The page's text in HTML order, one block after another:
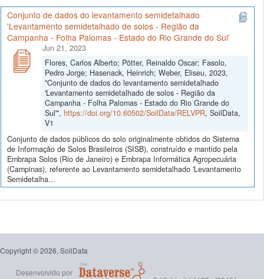
Conjunto de dados do levantamento semidetalhado
'Levantamento semidetalhado de solos - Região da
Campanha - Folha Palomas - Estado do Rio Grande do Sul'
Jun 21, 2023
Flores, Carlos Alberto; Pötter, Reinaldo Oscar; Fasolo,
Pedro Jorge; Hasenack, Heinrich; Weber, Eliseu, 2023,
"Conjunto de dados do levantamento semidetalhado
'Levantamento semidetalhado de solos - Região da
Campanha - Folha Palomas - Estado do Rio Grande do
Sul'", https://doi.org/10.60502/SoilData/RELVPR, SoilData,
V1
Conjunto de dados públicos do solo originalmente obtidos do Sistema
de Informação de Solos Brasileiros (SISB), construído e mantido pela
Embrapa Solos (Rio de Janeiro) e Embrapa Informática Agropecuária
(Campinas), referente ao Levantamento semidetalhado 'Levantamento
Semidetalha...
Copyright © 2026, SoilData
Desenvolvido por